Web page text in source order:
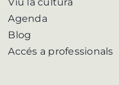
Viu la cultura
Agenda
Blog
Accés a professionals